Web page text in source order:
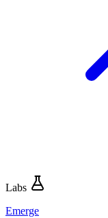
Labs
Emerge